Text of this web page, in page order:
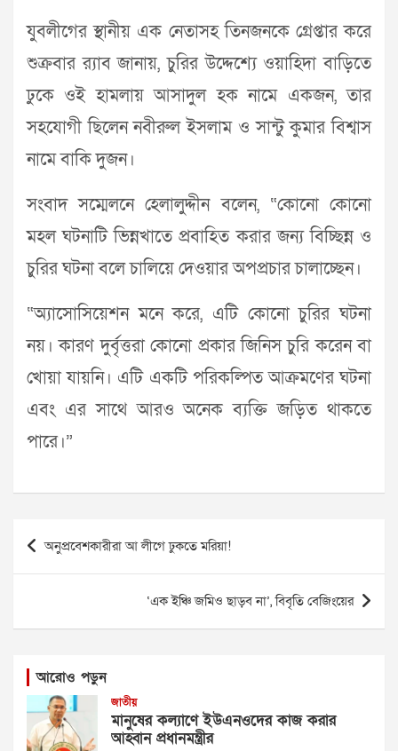
যুবলীগের স্থানীয় এক নেতাসহ তিনজনকে গ্রেপ্তার করে
শুক্রবার র‌্যাব জানায়, চুরির উদ্দেশ্যে ওয়াহিদা বাড়িতে
ঢুকে ওই হামলায় আসাদুল হক নামে একজন, তার
সহযোগী ছিলেন নবীরুল ইসলাম ও সান্টু কুমার বিশ্বাস
নামে বাকি দুজন।
সংবাদ সম্মেলনে হেলালুদ্দীন বলেন, “কোনো কোনো
মহল ঘটনাটি ভিন্নখাতে প্রবাহিত করার জন্য বিচ্ছিন্ন ও
চুরির ঘটনা বলে চালিয়ে দেওয়ার অপপ্রচার চালাচ্ছেন।
“অ্যাসোসিয়েশন মনে করে, এটি কোনো চুরির ঘটনা
নয়। কারণ দুর্বৃত্তরা কোনো প্রকার জিনিস চুরি করেন বা
খোয়া যায়নি। এটি একটি পরিকল্পিত আক্রমণের ঘটনা
এবং এর সাথে আরও অনেক ব্যক্তি জড়িত থাকতে
পারে।”
Post
navigation
অনুপ্রবেশকারীরা আ লীগে ঢুকতে মরিয়া!
‘এক ইঞ্চি জমিও ছাড়ব না’, বিবৃতি বেজিংয়ের
আরোও পড়ুন
জাতীয়
মানুষের কল্যাণে ইউএনওদের কাজ করার
আহ্বান প্রধানমন্ত্রীর